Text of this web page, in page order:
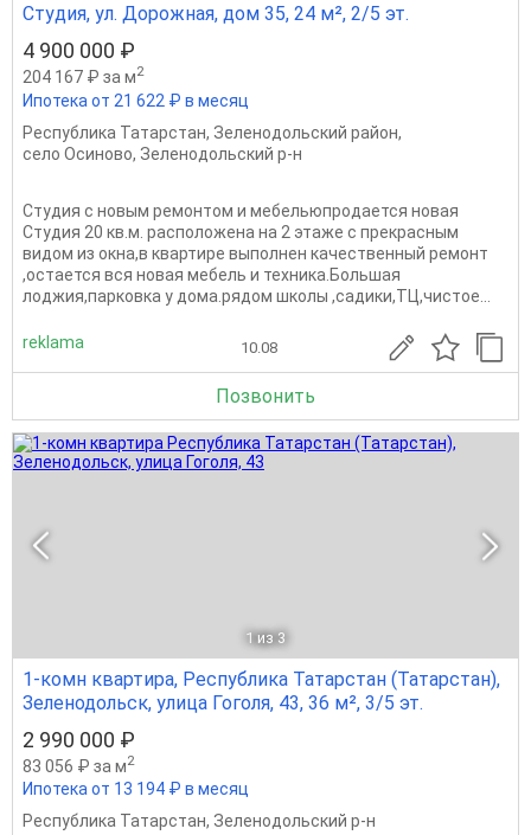
Студия, ул. Дорожная, дом 35, 24 м², 2/5 эт.
4 900 000 ₽
204 167 ₽ за м2
Ипотека от 21 622 ₽ в месяц
Республика Татарстан, Зеленодольский район,
село Осиново, Зеленодольский р-н
Студия с новым ремонтом и мебельюпродается новая
Студия 20 кв.м. расположена на 2 этаже с прекрасным
видом из окна,в квартире выполнен качественный ремонт
,остается вся новая мебель и техника.Большая
лоджия,парковка у дома.рядом школы ,садики,ТЦ,чистое...
reklama 10.08
Позвонить
1 из 3
1-комн квартира, Республика Татарстан (Татарстан),
Зеленодольск, улица Гоголя, 43, 36 м², 3/5 эт.
2 990 000 ₽
83 056 ₽ за м2
Ипотека от 13 194 ₽ в месяц
Республика Татарстан, Зеленодольский р-н